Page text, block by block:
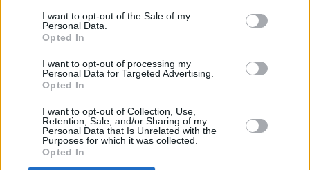
I want to opt-out of the Sale of my
Personal Data.
Opted In
I want to opt-out of processing my
Personal Data for Targeted Advertising.
Opted In
I want to opt-out of Collection, Use,
Retention, Sale, and/or Sharing of my
Personal Data that Is Unrelated with the
Purposes for which it was collected.
Opted In
2015
Entä muut kuukaudet? Miten paljon Bilbaossa
on satanut...
Tammikuussa Helmikuussa Maaliskuussa
Huhtikuussa Toukokuussa Kesäkuussa
Heinäkuussa Elokuussa Syyskuussa